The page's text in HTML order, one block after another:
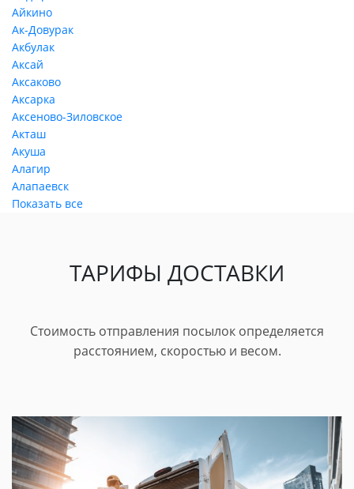
Айкино
Ак-Довурак
Акбулак
Аксай
Аксаково
Аксарка
Аксеново-Зиловское
Акташ
Акуша
Алагир
Алапаевск
Показать все
ТАРИФЫ ДОСТАВКИ
Стоимость отправления посылок определяется
расстоянием, скоростью и весом.